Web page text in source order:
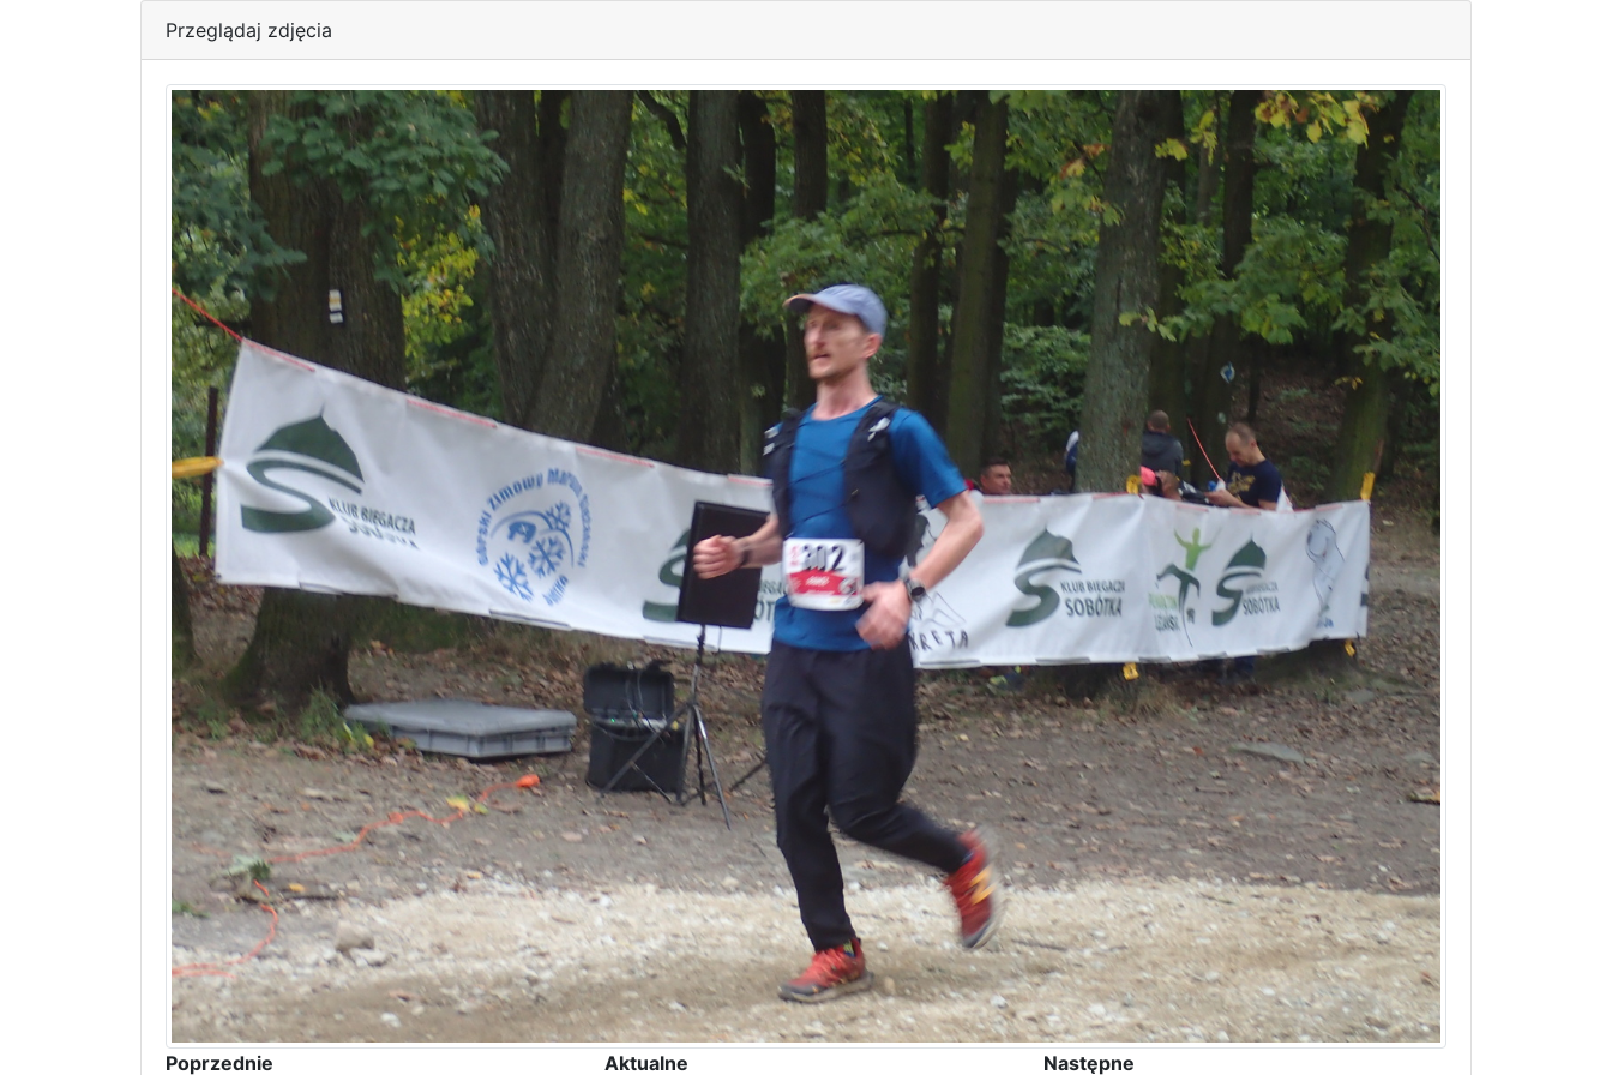
Przeglądaj zdjęcia
Poprzednie Aktualne Następne